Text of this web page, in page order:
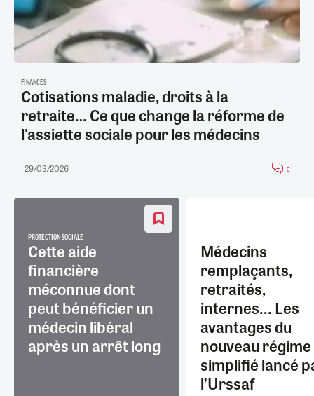
FINANCES
Cotisations maladie, droits à la
retraite… Ce que change la réforme de
l'assiette sociale pour les médecins
29/03/2026 0
PROTECTION SOCIALE
Cette aide
financière
méconnue dont
peut bénéficier un
médecin libéral
après un arrêt long
Médecins
remplaçants,
retraités,
internes... Les
avantages du
nouveau régime
simplifié lancé
l’Urssaf